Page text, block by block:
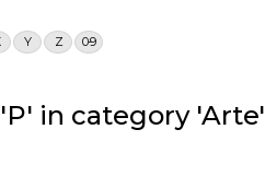
Y Z 0-9
in category 'Arte'